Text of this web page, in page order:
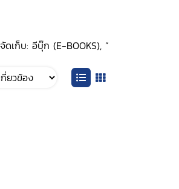
เก็บ: อีบุ๊ก (E-BOOKS), ”